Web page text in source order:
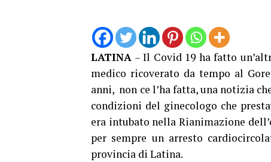
LATINA – Il Covid 19 ha fatto
medico ricoverato da tempo al
anni, non ce l’ha fatta, una notizia
condizioni del ginecologo che
era intubato nella Rianimazione
per sempre un arresto
provincia di Latina.